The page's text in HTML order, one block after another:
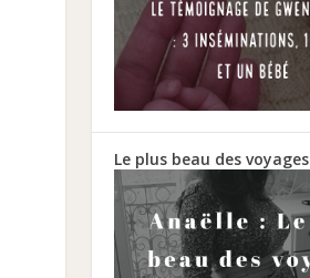
Le plus beau des voyages